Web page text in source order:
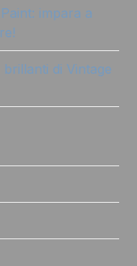
impara a
di Vintage